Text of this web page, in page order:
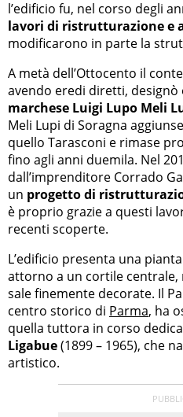
l’edificio fu, nel corso degli
lavori di ristrutturazione e
modificarono in parte la
A metà dell’Ottocento il
avendo eredi diretti, designò
marchese Luigi Lupo Meli
Meli Lupi di Soragna
quello Tarasconi e rimase
fino agli anni duemila. Nel
dall’imprenditore Corrado
un progetto di
è proprio grazie a questi
recenti scoperte.
L’edificio presenta una
attorno a un cortile centrale,
sale finemente decorate. Il
centro storico di Parma, ha
quella tuttora in corso
Ligabue(1899 – 1965), che
artistico.